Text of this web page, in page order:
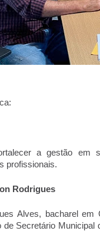
a gestão em
profissionais.
Rodrigues
Alves, bacharel em
de Secretário Municipal